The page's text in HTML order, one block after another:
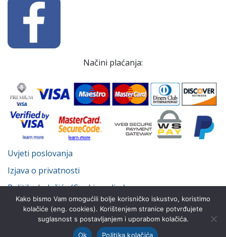
Načini plaćanja:
Uvjeti poslovanja
Izjava o privatnosti
Politika kolačića (Cookie policy)
© Despot Infinitus d.o.o. 2022.-2026. Sva prava pridržana.
Kako bismo Vam omogućili bolje korisničko iskustvo, koristimo
kolačiće (eng. cookies). Korištenjem stranice potvrđujete
suglasnost s postavljanjem i uporabom kolačića.
Ok
Politika kolačića